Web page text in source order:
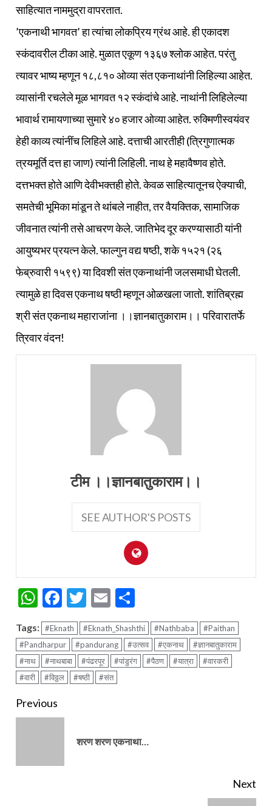
साहित्यात नाममुद्रा वापरतात.
’एकनाथी भागवत’ हा त्यांचा लोकप्रिय ग्रंथ आहे. ही एकादश
स्कंदावरील टीका आहे. मुळात एकूण १३६७ श्लोक आहेत. परंतु
त्यावर भाष्य म्हणून १८,८१० ओव्या संत एकनाथांनी लिहिल्या आहेत.
व्यासांनी रचलेले मूळ भागवत १२ स्कंदांचे आहे. नाथांनी लिहिलेल्या
भावार्थ रामायणाच्या सुमारे ४० हजार ओव्या आहेत. रुक्मिणीस्वयंवर
हेही काव्य त्यांनींच लिहिले आहे. दत्ताची आरतीही (त्रिगुणात्मक
त्रयमूर्ति दत्त हा जाण) त्यांनी लिहिली. नाथ हे महावैष्णव होते.
दत्तभक्त होते आणि देवीभक्तही होते. केवळ साहित्यातूनच ऐक्याची,
समतेची भूमिका मांडून ते थांबले नाहीत, तर वैयक्तिक, सामाजिक
जीवनात त्यांनी तसे आचरण केले. जातिभेद दूर करण्यासाठी यांनी
आयुष्यभर प्रयत्न केले. फाल्गुन वद्य षष्ठी, शके १५२१ (२६
फेब्रुवारी १५९९) या दिवशी संत एकनाथांनी जलसमाधी घेतली.
त्यामुळे हा दिवस एकनाथ षष्ठी म्हणून ओळखला जातो. शांतिब्रह्म
श्री संत एकनाथ महाराजांना ।।ज्ञानबातुकाराम।। परिवारातर्फे
त्रिवार वंदन!
टीम ।।ज्ञानबातुकाराम।।
SEE AUTHOR'S POSTS
WhatsApp
Facebook
Twitter
Email
Tags: #Eknath #Eknath_Shashthi #Nathbaba
#Paithan
#Pandharpur
#pandurang #उत्सव #एकनाथ
#ज्ञानबातुकाराम
#नाथ
#नाथबाबा #पंढरपूर #पांडुरंग #पैठण #यात्रा
#वारकरी
#वारी
#विठ्ठल #षष्ठी #संत
Continue
Previous
शरण शरण एकनाथा…
Next